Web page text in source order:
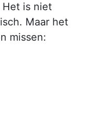
Het is niet
Maar het
missen: